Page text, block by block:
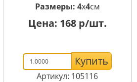
Размеры: 4x4см
Цена: 168р/шт.
Купить
Артикул: 105116